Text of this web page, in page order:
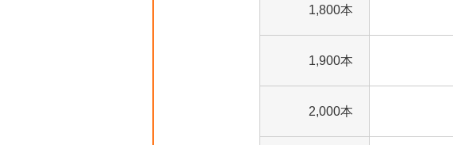
1,800本
1,900本
2,000本